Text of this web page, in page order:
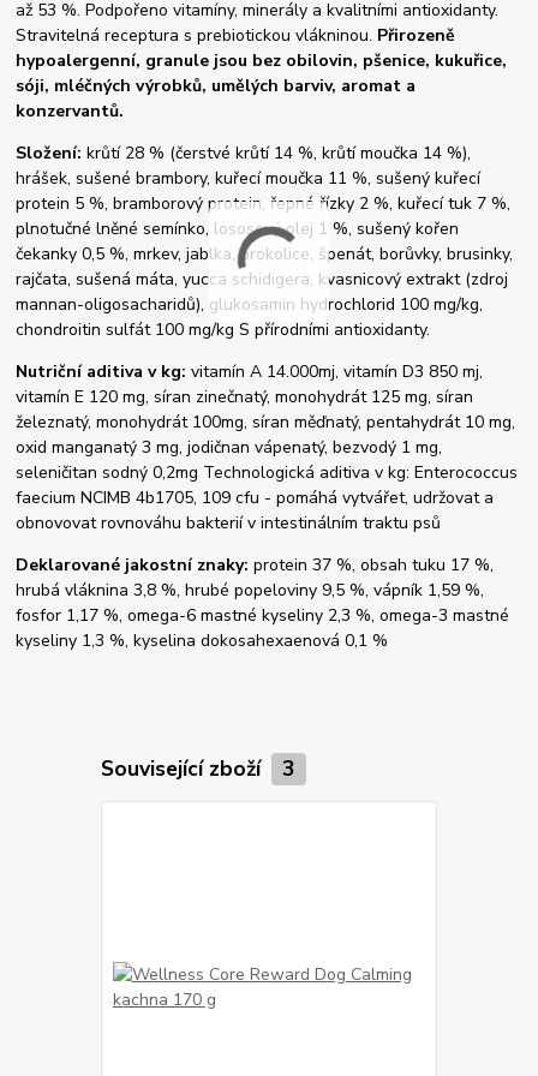
až 53 %. Podpořeno vitamíny, minerály a kvalitními antioxidanty.
Stravitelná receptura s prebiotickou vlákninou. Přirozeně
hypoalergenní, granule jsou bez obilovin, pšenice, kukuřice,
sóji, mléčných výrobků, umělých barviv, aromat a
konzervantů.
Složení: krůtí 28 % (čerstvé krůtí 14 %, krůtí moučka 14 %),
hrášek, sušené brambory, kuřecí moučka 11 %, sušený kuřecí
protein 5 %, bramborový protein, řepné řízky 2 %, kuřecí tuk 7 %,
plnotučné lněné semínko, lososový olej 1 %, sušený kořen
čekanky 0,5 %, mrkev, jablka, brokolice, špenát, borůvky, brusinky,
rajčata, sušená máta, yucca schidigera, kvasnicový extrakt (zdroj
mannan-oligosacharidů), glukosamin hydrochlorid 100 mg/kg,
chondroitin sulfát 100 mg/kg S přírodními antioxidanty.
Nutriční aditiva v kg: vitamín A 14.000mj, vitamín D3 850 mj,
vitamín E 120 mg, síran zinečnatý, monohydrát 125 mg, síran
železnatý, monohydrát 100mg, síran měďnatý, pentahydrát 10 mg,
oxid manganatý 3 mg, jodičnan vápenatý, bezvodý 1 mg,
seleničitan sodný 0,2mg Technologická aditiva v kg: Enterococcus
faecium NCIMB 4b1705, 109 cfu - pomáhá vytvářet, udržovat a
obnovovat rovnováhu bakterií v intestinálním traktu psů
Deklarované jakostní znaky: protein 37 %, obsah tuku 17 %,
hrubá vláknina 3,8 %, hrubé popeloviny 9,5 %, vápník 1,59 %,
fosfor 1,17 %, omega-6 mastné kyseliny 2,3 %, omega-3 mastné
kyseliny 1,3 %, kyselina dokosahexaenová 0,1 %
Související zboží 3